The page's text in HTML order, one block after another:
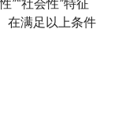
”“社会性”特征
在满足以上条件